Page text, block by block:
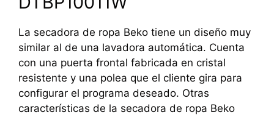
La secadora de ropa Beko tiene un diseño muy
similar al de una lavadora automática. Cuenta
con una puerta frontal fabricada en cristal
resistente y una polea que el cliente gira para
configurar el programa deseado. Otras
características de la secadora de ropa Beko